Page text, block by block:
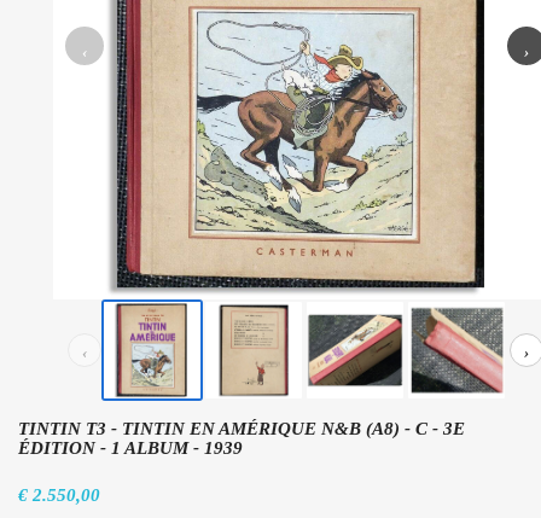
‹ ›
‹ ›
TINTIN T3 - TINTIN EN AMÉRIQUE N&B (A8) - C - 3E
ÉDITION - 1 ALBUM - 1939
€ 2.550,00